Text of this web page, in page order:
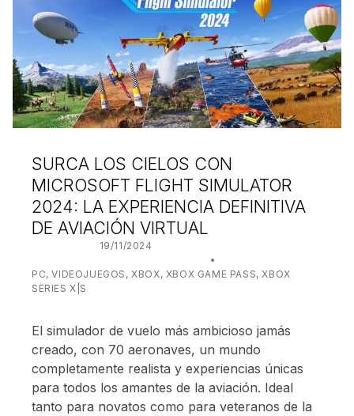
SURCA LOS CIELOS CON
MICROSOFT FLIGHT SIMULATOR
2024: LA EXPERIENCIA DEFINITIVA
DE AVIACIÓN VIRTUAL
19/11/2024
PC,VIDEOJUEGOS ,XBOX, XBOX GAME PASS,XBOX
SERIES X|S
El simulador de vuelo más ambicioso jamás
creado, con 70 aeronaves, un mundo
completamente realista y experiencias únicas
para todos los amantes de la aviación. Ideal
tanto para novatos como para veteranos de la